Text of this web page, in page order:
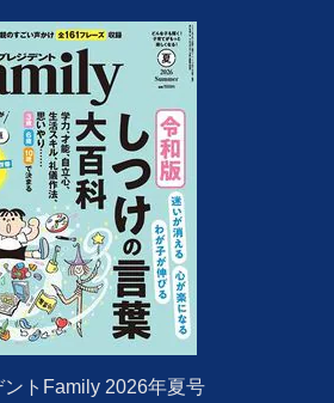
ントFamily 2026年夏号